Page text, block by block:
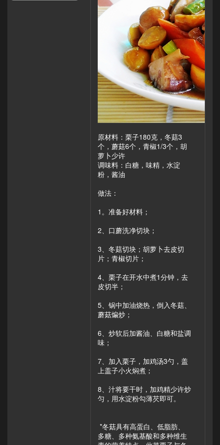
原材料：栗子180克，冬菇3
个，蘑菇6个，青椒1/3个，胡
萝卜少许
调味料：白糖，味精，水淀
粉，酱油
做法：
1。准备好材料；
2、口蘑洗净切块；
3、冬菇切块；胡萝卜去皮切
片；青椒切片；
4、栗子在开水中煮1分钟，去
皮切半；
5、锅中加油烧热，倒入冬菇、
蘑菇煸炒；
6、炒软后加酱油、白糖和盐调
味；
7、加入栗子，加鸡汤3勺，盖
上盖子小火焖煮；
8、汁将要干时，加鸡精少许炒
匀，用水淀粉勾薄芡即可。
*冬菇具有高蛋白、低脂肪、
多糖、多种氨基酸和多种维生